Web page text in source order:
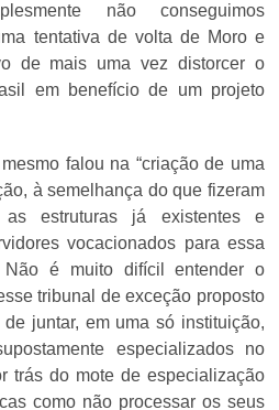
não conseguimos
tentativa de volta de Moro e
de mais uma vez distorcer o
em benefício de um projeto
falou na “criação de uma
à semelhança do que fizeram
as estruturas já existentes e
vocacionados para essa
Não é muito difícil entender o
tribunal de exceção proposto
juntar, em uma só instituição,
especializados no
trás do mote de especialização
como não processar os seus